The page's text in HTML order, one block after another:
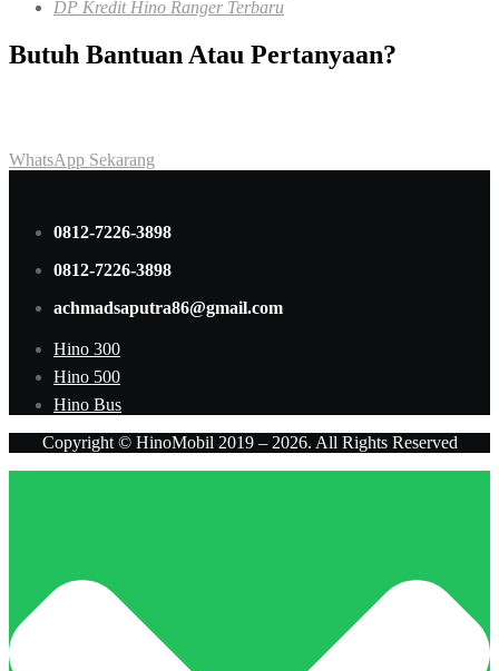
DP Kredit Hino Ranger Terbaru
Butuh Bantuan Atau Pertanyaan?
WhatsApp Sekarang
0812-7226-3898
0812-7226-3898
achmadsaputra86@gmail.com
Hino 300
Hino 500
Hino Bus
Copyright © HinoMobil 2019 – 2026. All Rights Reserved